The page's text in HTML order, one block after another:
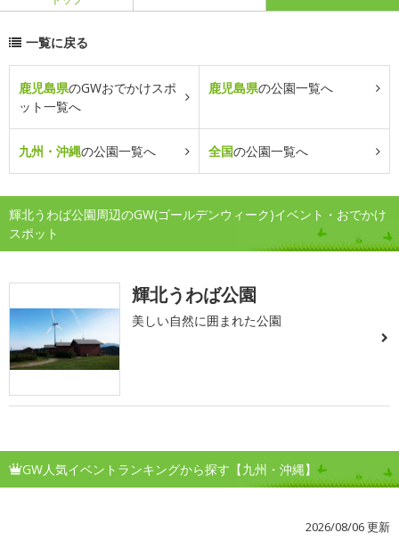
一覧に戻る
鹿児島県のGWおでかけスポ
ット一覧へ
鹿児島県の公園一覧へ
九州・沖縄の公園一覧へ 全国の公園一覧へ
輝北うわば公園周辺のGW(ゴールデンウィーク)イベント・おでかけ
スポット
輝北うわば公園
美しい自然に囲まれた公園
GW人気イベントランキングから探す【九州・沖縄】
2026/08/06 更新